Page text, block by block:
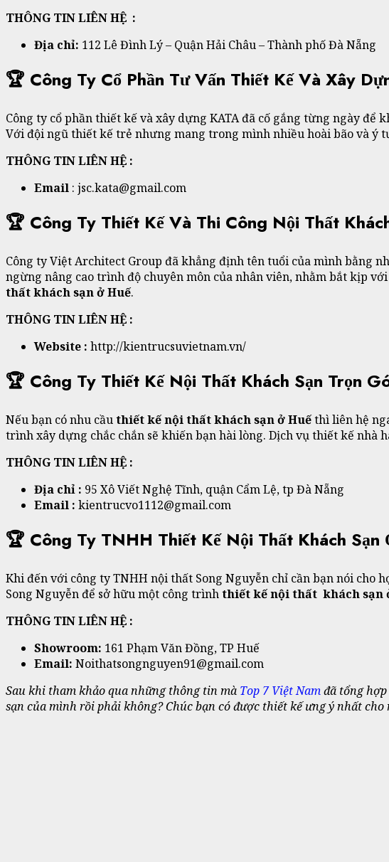
THÔNG TIN LIÊN HỆ :
Địa chỉ: 112 Lê Đình Lý – Quận Hải Châu – Thành phố Đà Nẵng
🏆 Công Ty Cổ Phần Tư Vấn Thiết Kế Và Xây
Công ty cổ phần thiết kế và xây dựng KATA đã cố gắng từng ngày
Với đội ngũ thiết kế trẻ nhưng mang trong mình nhiều hoài bão và ý
THÔNG TIN LIÊN HỆ :
Email : jsc.kata@gmail.com
🏆 Công Ty Thiết Kế Và Thi Công Nội Thất
Công ty Việt Architect Group đã khẳng định tên tuổi của mình bằng
ngừng nâng cao trình độ chuyên môn của nhân viên, nhằm bắt kịp
thất khách sạn ở Huế.
THÔNG TIN LIÊN HỆ :
Website : http://kientrucsuvietnam.vn/
🏆 Công Ty Thiết Kế Nội Thất Khách Sạn Trọn
Nếu bạn có nhu cầuthiết kế nội thất khách sạn ở Huếthì liên hệ
trình xây dựng chắc chắn sẽ khiến bạn hài lòng. Dịch vụ thiết kế nhà
THÔNG TIN LIÊN HỆ :
Địa chỉ : 95 Xô Viết Nghệ Tĩnh, quận Cẩm Lệ, tp Đà Nẵng
Email : kientrucvo1112@gmail.com
🏆 Công Ty TNHH Thiết Kế Nội Thất Khách Sạn
Khi đến với công ty TNHH nội thất Song Nguyễn chỉ cần bạn nói
Song Nguyễn để sở hữu một công trìnhthiết kế nội thất khách sạn
THÔNG TIN LIÊN HỆ :
Showroom: 161 Phạm Văn Đồng, TP Huế
Email: Noithatsongnguyen91@gmail.com
Sau khi tham khảo qua những thông tin mà Top 7 Việt Namđã tổng
sạn của mình rồi phải không? Chúc bạn có được thiết kế ưng ý nhất cho